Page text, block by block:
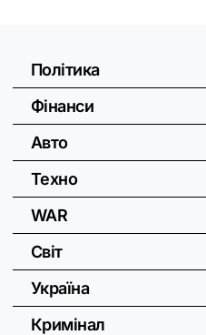
Політика
Фінанси
Авто
Техно
WAR
Світ
Україна
Кримінал